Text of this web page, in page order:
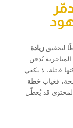
لتحقيق زيادة
تُدفن
قاتلة. لا يكفي
فغياب خطة
قد يُعطّل